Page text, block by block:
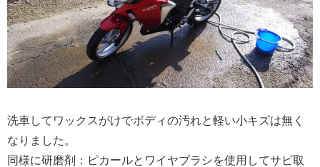
洗車してワックスがけでボディの汚れと軽い小キズは無く
なりました。
同様に研磨剤：ピカールとワイヤブラシを使用してサビ取